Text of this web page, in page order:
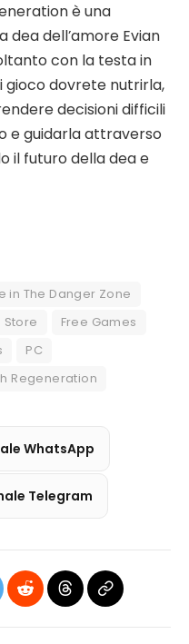
è una
dea dell’amore Evian
con la testa in
gioco dovrete nutrirla,
decisioni difficili
e guidarla attraverso
il futuro della dea e
in The Danger Zone
Store
Free Games
PC
Regeneration
WhatsApp
Telegram
Reddit ThreadsCopia